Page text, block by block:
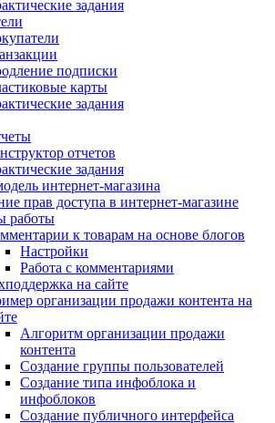
задания
подписки
карты
задания
отчетов
задания
интернет-магазина
прав доступа в интернет-магазине
работы
к товарам на основе блогов
Настройки
Работа с комментариями
на сайте
организации продажи контента на
Алгоритм организации продажи
контента
Создание группы пользователей
Создание типа инфоблока и
инфоблоков
Создание публичного интерфейса